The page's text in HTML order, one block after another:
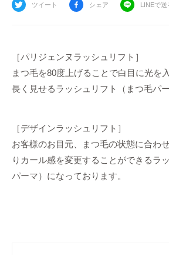
ツイート シェア LINEで送
［パリジェンヌラッシュリフト］
まつ毛を80度上げることで白目に光を
長く見せるラッシュリフト（まつ毛パー
［デザインラッシュリフト］
お客様のお目元、まつ毛の状態に合わ
りカール感を変更することができるラ
パーマ）になっております。